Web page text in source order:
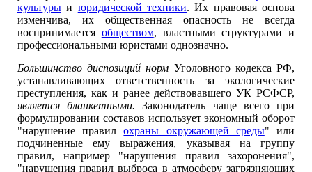
культуры и юридической техники. Их правовая основа
изменчива, их общественная опасность не всегда
воспринимается обществом, властными структурами и
профессиональными юристами однозначно.
Большинство диспозиций норм Уголовного кодекса РФ,
устанавливающих ответственность за экологические
преступления, как и ранее действовавшего УК РСФСР,
является бланкетными.Законодатель чаще всего при
формулировании составов использует экономный оборот
"нарушение правилохраны окружающей среды" или
подчиненные ему выражения, указывая на группу
правил, например "нарушения правил захоронения",
"нарушения правил выброса в атмосферу загрязняющих